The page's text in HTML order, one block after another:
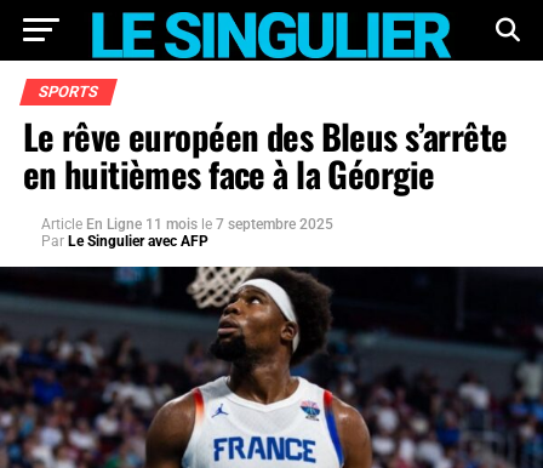
SPORTS
Le rêve européen des Bleus s’arrête
en huitièmes face à la Géorgie
Article En Ligne 11 mois le 7 septembre 2025
Par Le Singulier avec AFP